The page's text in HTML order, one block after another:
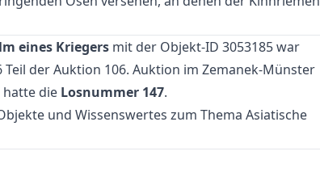
eines Kriegers mit der Objekt-ID 3053185 war
Teil der Auktion 106. Auktion im Zemanek-Münster
die Losnummer 147.
und Wissenswertes zum Thema Asiatische